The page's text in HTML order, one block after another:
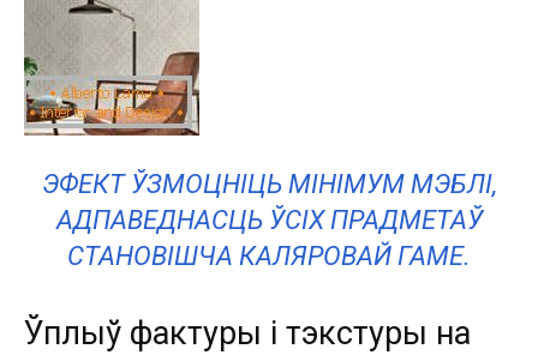
ЭФЕКТ ЎЗМОЦНІЦЬ МІНІМУМ МЭБЛІ,
АДПАВЕДНАСЦЬ ЎСІХ ПРАДМЕТАЎ
СТАНОВІШЧА КАЛЯРОВАЙ ГАМЕ.
Ўплыў фактуры і тэкстуры на